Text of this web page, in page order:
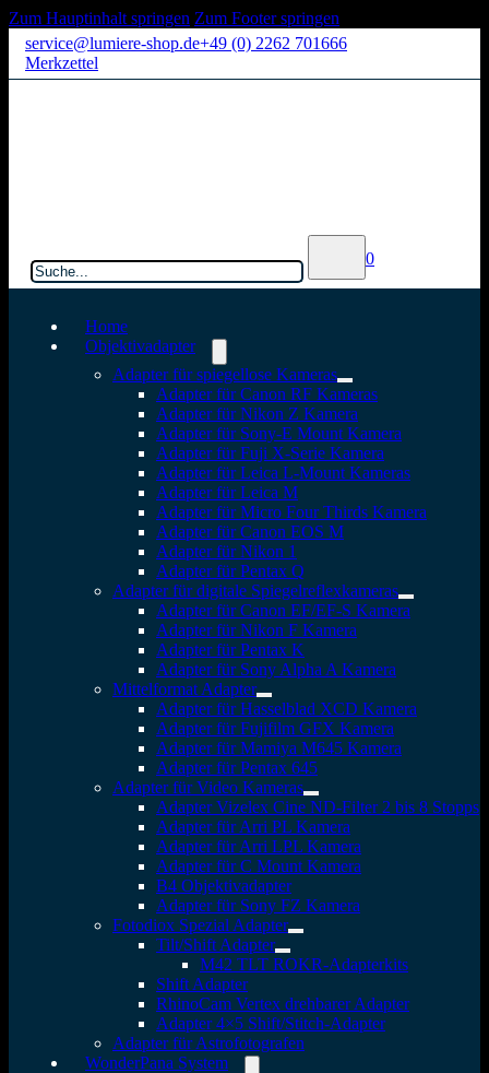
Zum Hauptinhalt springen Zum Footer springen
service@lumiere-shop.de+49 (0) 2262 701666
Merkzettel
0
Home
Objektivadapter
Adapter für spiegellose Kameras
Adapter für Canon RF Kameras
Adapter für Nikon Z Kamera
Adapter für Sony-E Mount Kamera
Adapter für Fuji X-Serie Kamera
Adapter für Leica L-Mount Kameras
Adapter für Leica M
Adapter für Micro Four Thirds Kamera
Adapter für Canon EOS M
Adapter für Nikon 1
Adapter für Pentax Q
Adapter für digitale Spiegelreflexkameras
Adapter für Canon EF/EF-S Kamera
Adapter für Nikon F Kamera
Adapter für Pentax K
Adapter für Sony Alpha A Kamera
Mittelformat Adapter
Adapter für Hasselblad XCD Kamera
Adapter für Fujifilm GFX Kamera
Adapter für Mamiya M645 Kamera
Adapter für Pentax 645
Adapter für Video Kameras
Adapter Vizelex Cine ND-Filter 2 bis 8 Stopps
Adapter für Arri PL Kamera
Adapter für Arri LPL Kamera
Adapter für C Mount Kamera
B4 Objektivadapter
Adapter für Sony FZ Kamera
Fotodiox Spezial Adapter
Tilt/Shift Adapter
M42 TLT ROKR-Adapterkits
Shift Adapter
RhinoCam Vertex drehbarer Adapter
Adapter 4×5 Shift/Stitch-Adapter
Adapter für Astrofotografen
WonderPana System